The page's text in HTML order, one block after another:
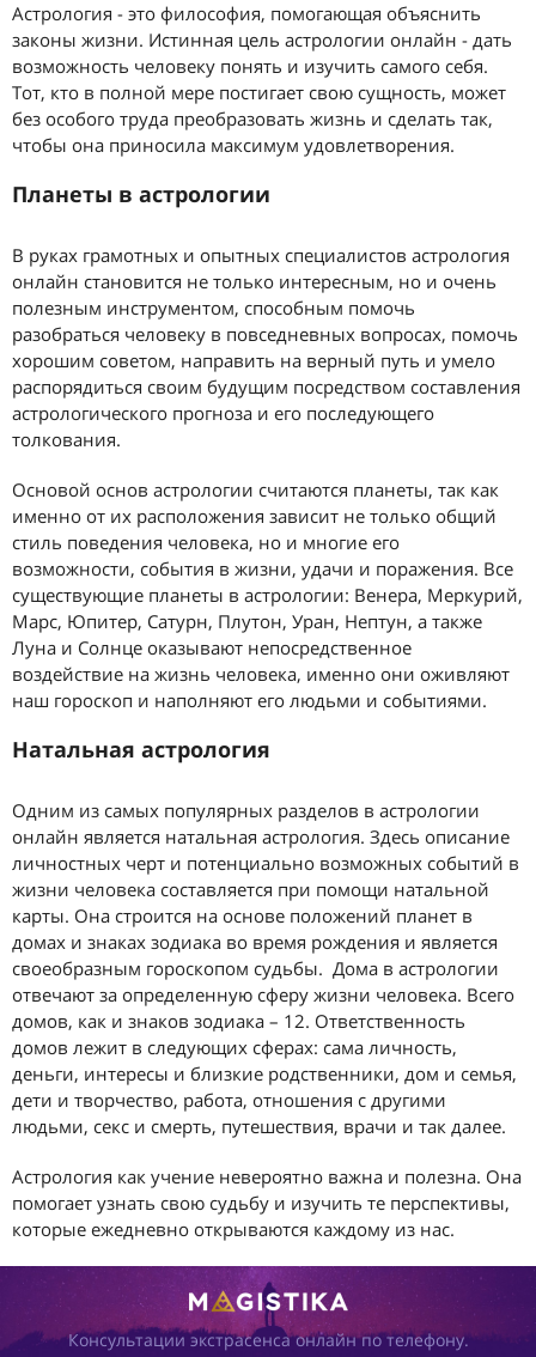
Астрология - это философия, помогающая объяснить
законы жизни. Истинная цель астрологии онлайн - дать
возможность человеку понять и изучить самого себя.
Тот, кто в полной мере постигает свою сущность, может
без особого труда преобразовать жизнь и сделать так,
чтобы она приносила максимум удовлетворения.
Планеты в астрологии
В руках грамотных и опытных специалистов астрология
онлайн становится не только интересным, но и очень
полезным инструментом, способным помочь
разобраться человеку в повседневных вопросах, помочь
хорошим советом, направить на верный путь и умело
распорядиться своим будущим посредством составления
астрологического прогноза и его последующего
толкования.
Основой основ астрологии считаются планеты, так как
именно от их расположения зависит не только общий
стиль поведения человека, но и многие его
возможности, события в жизни, удачи и поражения. Все
существующие планеты в астрологии: Венера, Меркурий,
Марс, Юпитер, Сатурн, Плутон, Уран, Нептун, а также
Луна и Солнце оказывают непосредственное
воздействие на жизнь человека, именно они оживляют
наш гороскоп и наполняют его людьми и событиями.
Натальная астрология
Одним из самых популярных разделов в астрологии
онлайн является натальная астрология. Здесь описание
личностных черт и потенциально возможных событий в
жизни человека составляется при помощи натальной
карты. Она строится на основе положений планет в
домах и знаках зодиака во время рождения и является
своеобразным гороскопом судьбы. Дома в астрологии
отвечают за определенную сферу жизни человека. Всего
домов, как и знаков зодиака – 12. Ответственность
домов лежит в следующих сферах: сама личность,
деньги, интересы и близкие родственники, дом и семья,
дети и творчество, работа, отношения с другими
людьми, секс и смерть, путешествия, врачи и так далее.
Астрология как учение невероятно важна и полезна. Она
помогает узнать свою судьбу и изучить те перспективы,
которые ежедневно открываются каждому из нас.
Консультации экстрасенса онлайн по телефону.